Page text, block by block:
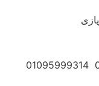
ارقام التواصل المباشر مركز صيانة ثلاجات بمصر 01060037840 – 01223179993 – 01202261030 01095999314 01095999314 – 01095999314 – 01095999314 01095999314